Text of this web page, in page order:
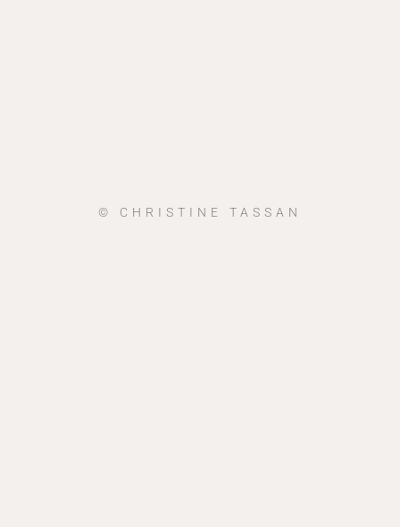
© CHRISTINE TASSAN